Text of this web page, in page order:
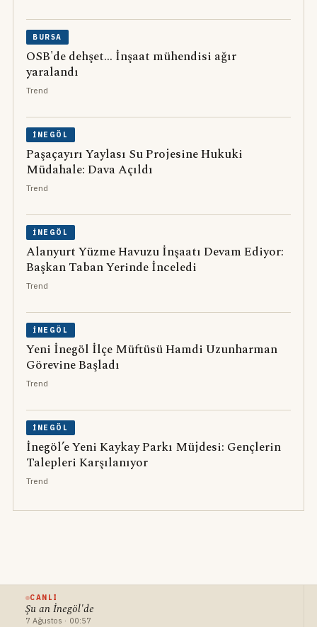
BURSA
OSB'de dehşet... İnşaat mühendisi ağır
yaralandı
Trend
İNEGÖL
Paşaçayırı Yaylası Su Projesine Hukuki
Müdahale: Dava Açıldı
Trend
İNEGÖL
Alanyurt Yüzme Havuzu İnşaatı Devam Ediyor:
Başkan Taban Yerinde İnceledi
Trend
İNEGÖL
Yeni İnegöl İlçe Müftüsü Hamdi Uzunharman
Görevine Başladı
Trend
İNEGÖL
İnegöl’e Yeni Kaykay Parkı Müjdesi: Gençlerin
Talepleri Karşılanıyor
Trend
CANLI
Şu an İnegöl'de
7 Ağustos · 00:57